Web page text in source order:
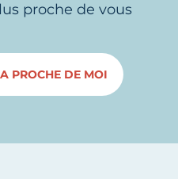
proche de vous
PROCHE DE MOI